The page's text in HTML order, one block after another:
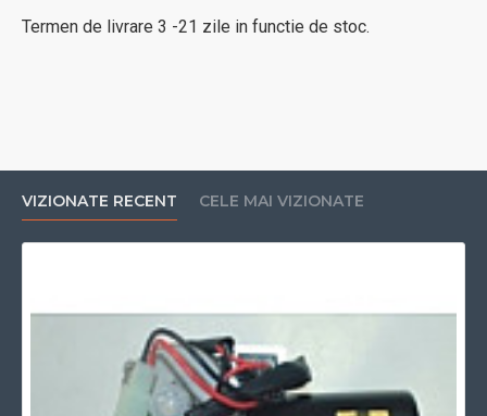
Termen de livrare 3 -21 zile in functie de stoc.
VIZIONATE RECENT CELE MAI VIZIONATE